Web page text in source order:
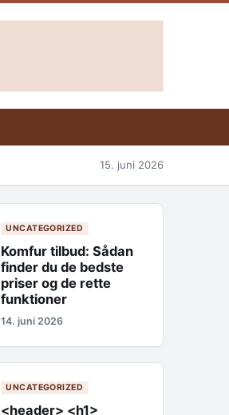
15. juni 2026
UNCATEGORIZED
Komfur tilbud: Sådan
finder du de bedste
priser og de rette
funktioner
14. juni 2026
UNCATEGORIZED
<header> <h1>